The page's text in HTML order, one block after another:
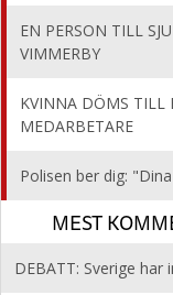
EN PERSON TILL
VIMMERBY
KVINNA DÖMS TILL
MEDARBETARE
Polisen ber dig:
MEST
DEBATT: Sverige